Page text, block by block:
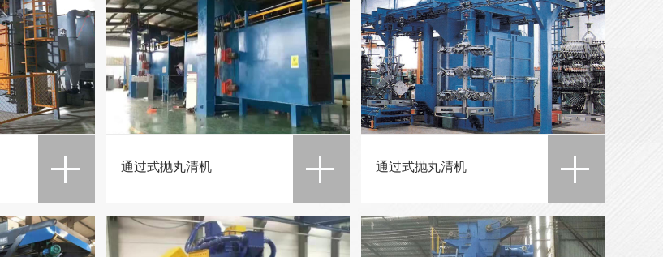
通过式抛丸清机 通过式抛丸清机